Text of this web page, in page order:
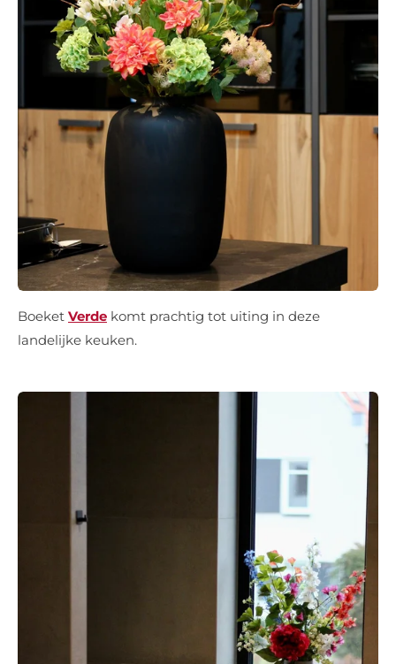
Boeket Verde komt prachtig tot uiting in deze
landelijke keuken.